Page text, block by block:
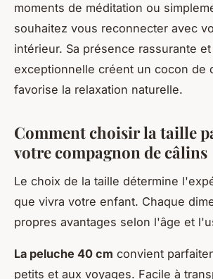
moments de méditation ou
souhaitez vous reconnecter avec
intérieur. Sa présence rassurante
exceptionnelle créent un cocon de
favorise la relaxation naturelle.
Comment choisir la taille
votre compagnon de câlins
Le choix de la taille détermine
que vivra votre enfant. Chaque
propres avantages selon l'âge et
La peluche 40 cm convient
petits et aux voyages. Facile à